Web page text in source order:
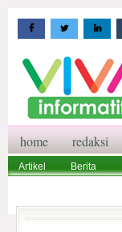
home redaksi
Artikel Berita